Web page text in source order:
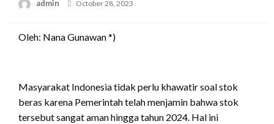
admin
Posted
October 28, 2023
Oleh: Nana Gunawan *)
Masyarakat Indonesia tidak perlu khawatir soal stok
beras karena Pemerintah telah menjamin bahwa stok
tersebut sangat aman hingga tahun 2024. Hal ini